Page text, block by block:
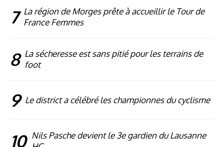
7 La région de Morges prête à accueillir le Tour de
France Femmes
8 La sécheresse est sans pitié pour les terrains de
foot
9 Le district a célébré les championnes du cyclisme
10 Nils Pasche devient le 3e gardien du Lausanne